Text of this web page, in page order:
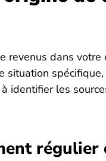
revenus dans votre
identifier les
régulier